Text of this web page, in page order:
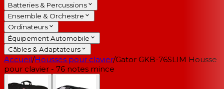
Batteries & Percussions
Ensemble & Orchestre
Ordinateurs
Équipement Automobile
Câbles & Adaptateurs
Accueil/Housses pour clavier/Gator GKB-76SLIM Housse
pour clavier - 76 notes mince